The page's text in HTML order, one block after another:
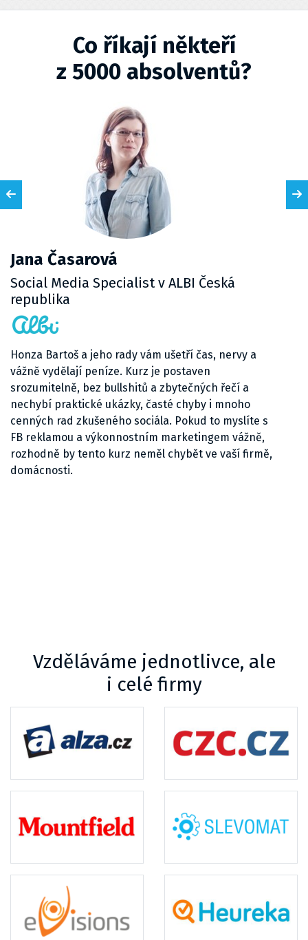
Co říkají někteří
z 5000 absolventů?
Jana Časarová
Social Media Specialist v ALBI Česká
republika
Honza Bartoš a jeho rady vám ušetří čas, nervy a
vážně vydělají peníze. Kurz je postaven
srozumitelně, bez bullshitů a zbytečných řečí a
nechybí praktické ukázky, časté chyby i mnoho
cenných rad zkušeného sociála. Pokud to myslíte s
FB reklamou a výkonnostním marketingem vážně,
rozhodně by tento kurz neměl chybět ve vaší firmě,
domácnosti.
Vzděláváme jednotlivce, ale
i celé firmy